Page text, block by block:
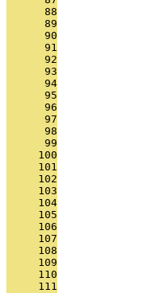
      88
      89
      90
      91
      92
      93
      94
      95
      96
      97
      98
      99
     100
     101
     102
     103
     104
     105
     106
     107
     108
     109
     110
     111